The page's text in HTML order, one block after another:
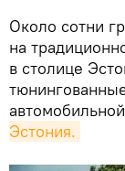
Около сотни
на
в столице
Эстония.